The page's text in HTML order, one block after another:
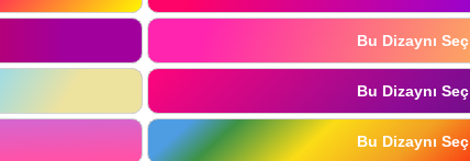
Bu Dizaynı Seç
Bu Dizaynı Seç
Bu Dizaynı Seç